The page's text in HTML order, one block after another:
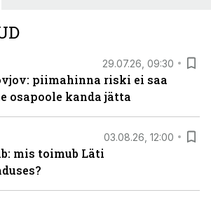
29.07.26, 09:30
piimahinna riski ei saa
osapoole kanda jätta
03.08.26, 12:00
mis toimub Läti